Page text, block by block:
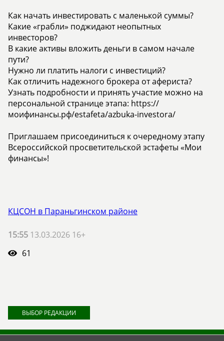
Как начать инвестировать с маленькой суммы?
Какие «грабли» поджидают неопытных
инвесторов?
В какие активы вложить деньги в самом начале
пути?
Нужно ли платить налоги с инвестиций?
Как отличить надежного брокера от афериста?
Узнать подробности и принять участие можно на
персональной странице этапа: https://
моифинансы.рф/estafeta/azbuka-investora/
Приглашаем присоединиться к очередному этапу
Всероссийской просветительской эстафеты «Мои
финансы»!
КЦСОН в Параньгинском районе
15:55 13.03.2026 16+
61
ВЫБОР РЕДАКЦИИ